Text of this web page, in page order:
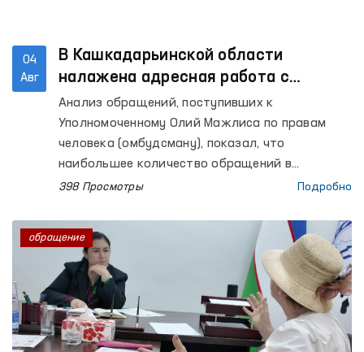
04
Авг
В Кашкадарьинской области
налажена адресная работа с
территориями, откуда поступает
наибольшее количество обращений
Анализ обращений, поступивших к
Уполномоченному Олий Мажлиса по правам
человека (омбудсману), показал, что
наибольшее количество обращений в
Кашкадарьинской области поступает из
398 Просмотры Подробно
обращение